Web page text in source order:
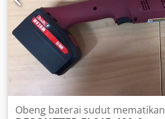
Obeng baterai sudut mematikan